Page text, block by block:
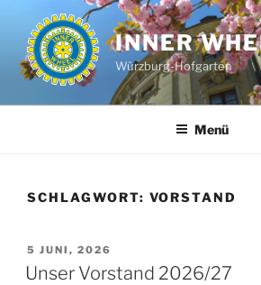
Inhalt
springen
INNER
Würzburg-Hofgarten
Menü
SCHLAGWORT: VORSTAND
VERÖFFENTLICHT
AM
5 JUNI, 2026
Unser Vorstand 2026/27